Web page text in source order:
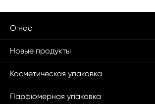
О нас
Новые продукты
Косметическая упаковка
Парфюмерная упаковка